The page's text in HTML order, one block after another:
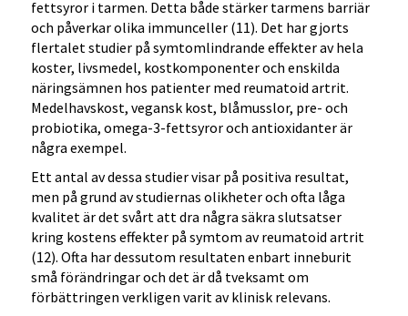
fettsyror i tarmen. Detta både stärker tarmens barriär
och påverkar olika immunceller (11). Det har gjorts
flertalet studier på symtomlindrande effekter av hela
koster, livsmedel, kostkomponenter och enskilda
näringsämnen hos patienter med reumatoid artrit.
Medelhavskost, vegansk kost, blåmusslor, pre- och
probiotika, omega-3-fettsyror och antioxidanter är
några exempel.
Ett antal av dessa studier visar på positiva resultat,
men på grund av studiernas olikheter och ofta låga
kvalitet är det svårt att dra några säkra slutsatser
kring kostens effekter på symtom av reumatoid artrit
(12). Ofta har dessutom resultaten enbart inneburit
små förändringar och det är då tveksamt om
förbättringen verkligen varit av klinisk relevans.